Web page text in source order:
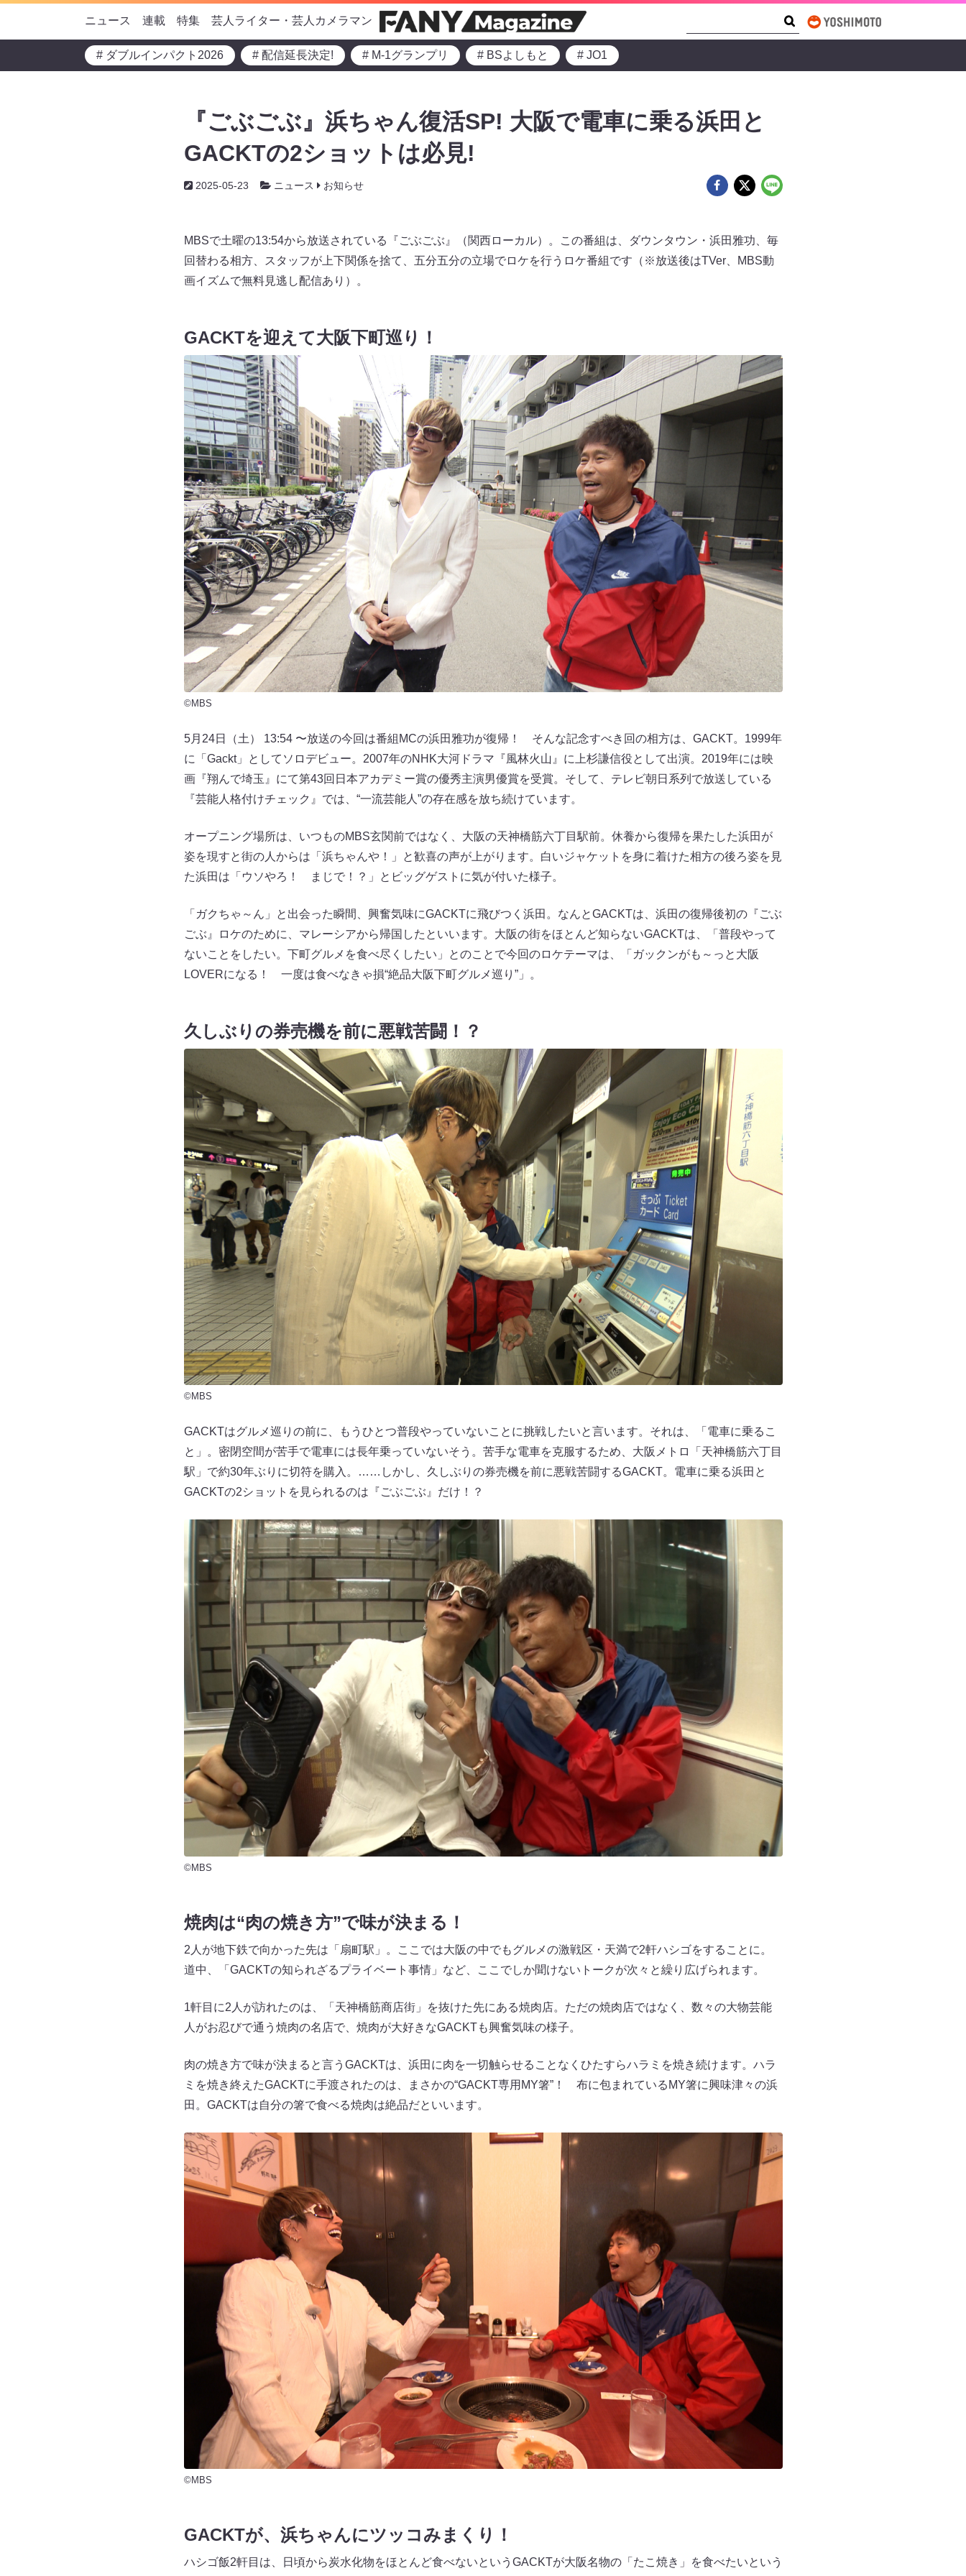
ニュース 連載 特集 芸人ライター・芸人カメラマン
# ダブルインパクト2026 # 配信延長決定! # M-1グランプリ # BSよしもと # JO1
『ごぶごぶ』浜ちゃん復活SP! 大阪で電車に乗る浜田と
GACKTの2ショットは必見!
2025-05-23 ニュース お知らせ
MBSで土曜の13:54から放送されている『ごぶごぶ』（関西ローカル）。この番組は、ダウンタウン・浜田雅功、毎
回替わる相方、スタッフが上下関係を捨て、五分五分の立場でロケを行うロケ番組です（※放送後はTVer、MBS動
画イズムで無料見逃し配信あり）。
GACKTを迎えて大阪下町巡り！
©MBS
5月24日（土） 13:54 〜放送の今回は番組MCの浜田雅功が復帰！ そんな記念すべき回の相方は、GACKT。1999年
に「Gackt」としてソロデビュー。2007年のNHK大河ドラマ『風林火山』に上杉謙信役として出演。2019年には映
画『翔んで埼玉』にて第43回日本アカデミー賞の優秀主演男優賞を受賞。そして、テレビ朝日系列で放送している
『芸能人格付けチェック』では、“一流芸能人”の存在感を放ち続けています。
オープニング場所は、いつものMBS玄関前ではなく、大阪の天神橋筋六丁目駅前。休養から復帰を果たした浜田が
姿を現すと街の人からは「浜ちゃんや！」と歓喜の声が上がります。白いジャケットを身に着けた相方の後ろ姿を見
た浜田は「ウソやろ！ まじで！？」とビッグゲストに気が付いた様子。
「ガクちゃ～ん」と出会った瞬間、興奮気味にGACKTに飛びつく浜田。なんとGACKTは、浜田の復帰後初の『ごぶ
ごぶ』ロケのために、マレーシアから帰国したといいます。大阪の街をほとんど知らないGACKTは、「普段やって
ないことをしたい。下町グルメを食べ尽くしたい」とのことで今回のロケテーマは、「ガックンがも～っと大阪
LOVERになる！ 一度は食べなきゃ損“絶品大阪下町グルメ巡り”」。
久しぶりの券売機を前に悪戦苦闘！？
©MBS
GACKTはグルメ巡りの前に、もうひとつ普段やっていないことに挑戦したいと言います。それは、「電車に乗るこ
と」。密閉空間が苦手で電車には長年乗っていないそう。苦手な電車を克服するため、大阪メトロ「天神橋筋六丁目
駅」で約30年ぶりに切符を購入。……しかし、久しぶりの券売機を前に悪戦苦闘するGACKT。電車に乗る浜田と
GACKTの2ショットを見られるのは『ごぶごぶ』だけ！？
©MBS
焼肉は“肉の焼き方”で味が決まる！
2人が地下鉄で向かった先は「扇町駅」。ここでは大阪の中でもグルメの激戦区・天満で2軒ハシゴをすることに。
道中、「GACKTの知られざるプライベート事情」など、ここでしか聞けないトークが次々と繰り広げられます。
1軒目に2人が訪れたのは、「天神橋筋商店街」を抜けた先にある焼肉店。ただの焼肉店ではなく、数々の大物芸能
人がお忍びで通う焼肉の名店で、焼肉が大好きなGACKTも興奮気味の様子。
肉の焼き方で味が決まると言うGACKTは、浜田に肉を一切触らせることなくひたすらハラミを焼き続けます。ハラ
ミを焼き終えたGACKTに手渡されたのは、まさかの“GACKT専用MY箸”！ 布に包まれているMY箸に興味津々の浜
田。GACKTは自分の箸で食べる焼肉は絶品だといいます。
©MBS
GACKTが、浜ちゃんにツッコみまくり！
ハシゴ飯2軒目は、日頃から炭水化物をほとんど食べないというGACKTが大阪名物の「たこ焼き」を食べたいという